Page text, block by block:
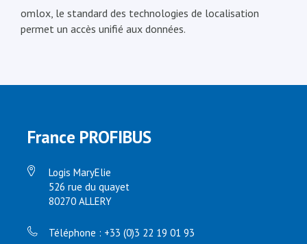
omlox, le standard des technologies de localisation
permet un accès unifié aux données.
France PROFIBUS
Logis MaryElie
526 rue du quayet
80270 ALLERY
Téléphone : +33 (0)3 22 19 01 93